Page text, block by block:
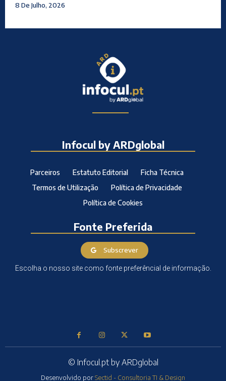
8 De Julho, 2026
Infocul by ARDglobal
Parceiros Estatuto Editorial
Ficha Técnica
Termos de Utilização
Política de Privacidade
Política de Cookies
Fonte Preferida
Subscrever
Escolha o nosso site como fonte preferêncial de informação.
© Infocul.pt by ARDglobal
Desenvolvido porSectid - Consultoria TI & Design